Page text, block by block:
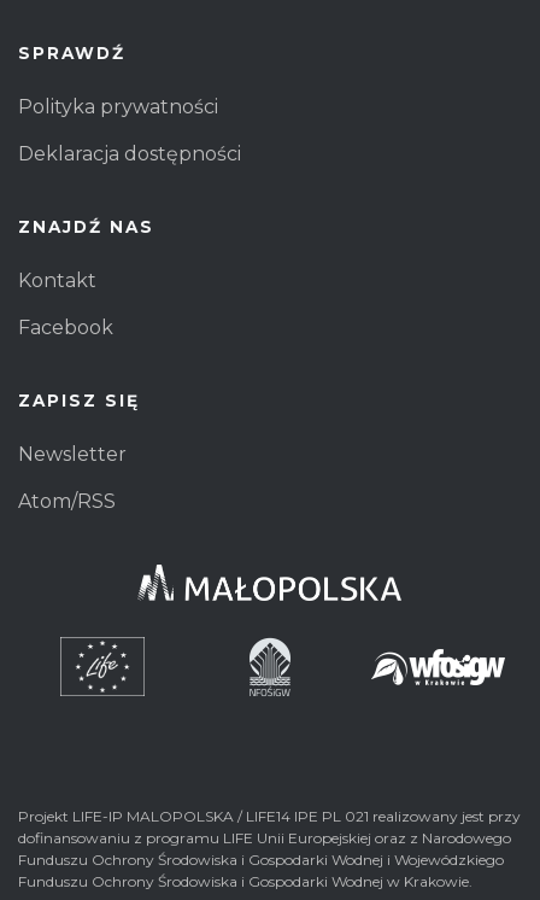
SPRAWDŹ
Polityka prywatności
Deklaracja dostępności
ZNAJDŹ NAS
Kontakt
Facebook
ZAPISZ SIĘ
Newsletter
Atom/RSS
Projekt LIFE-IP MALOPOLSKA / LIFE14 IPE PL 021 realizowany jest przy
dofinansowaniu z programu LIFE Unii Europejskiej oraz z Narodowego
Funduszu Ochrony Środowiska i Gospodarki Wodnej i Wojewódzkiego
Funduszu Ochrony Środowiska i Gospodarki Wodnej w Krakowie.